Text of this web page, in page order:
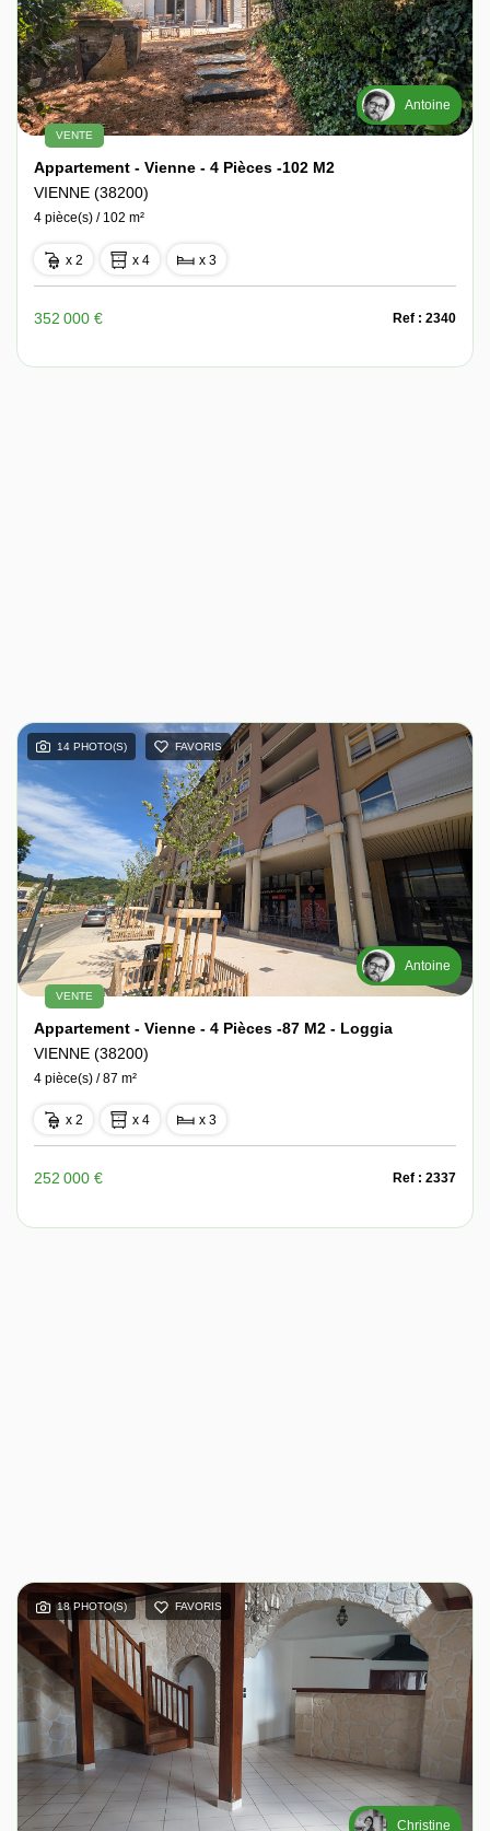
Antoine
VENTE
Appartement - Vienne - 4 Pièces -102 M2
VIENNE (38200)
4 pièce(s) / 102 m²
x 2 x 4 x 3
352 000 € Ref : 2340
14 PHOTO(S) FAVORIS
Antoine
VENTE
Appartement - Vienne - 4 Pièces -87 M2 - Loggia
VIENNE (38200)
4 pièce(s) / 87 m²
x 2 x 4 x 3
252 000 € Ref : 2337
18 PHOTO(S) FAVORIS
Christine